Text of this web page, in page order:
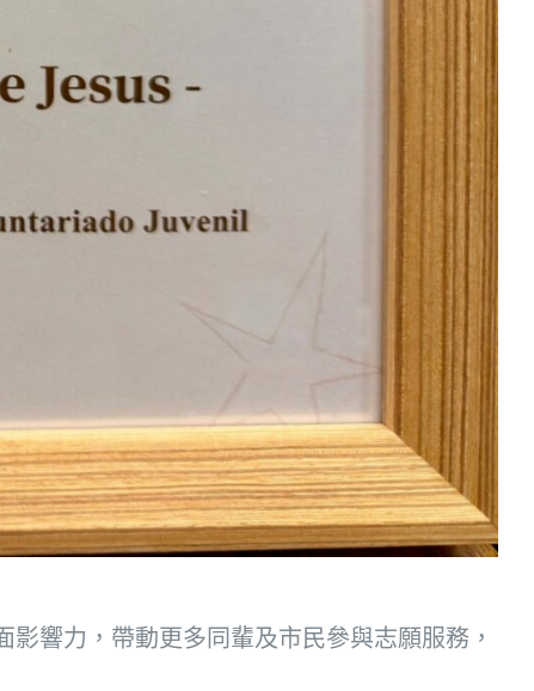
響力，帶動更多同輩及市民參與志願服務，